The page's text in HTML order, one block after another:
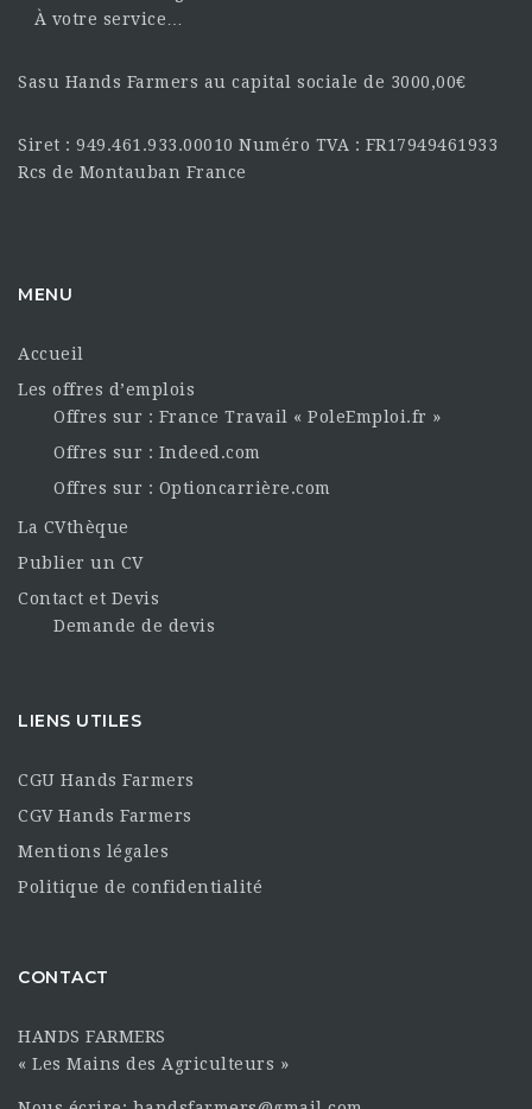
À votre service…
Sasu Hands Farmers au capital sociale de 3000,00€
Siret : 949.461.933.00010 Numéro TVA : FR17949461933
Rcs de Montauban France
MENU
Accueil
Les offres d’emplois
Offres sur : France Travail « PoleEmploi.fr »
Offres sur : Indeed.com
Offres sur : Optioncarrière.com
La CVthèque
Publier un CV
Contact et Devis
Demande de devis
LIENS UTILES
CGU Hands Farmers
CGV Hands Farmers
Mentions légales
Politique de confidentialité
CONTACT
HANDS FARMERS
« Les Mains des Agriculteurs »